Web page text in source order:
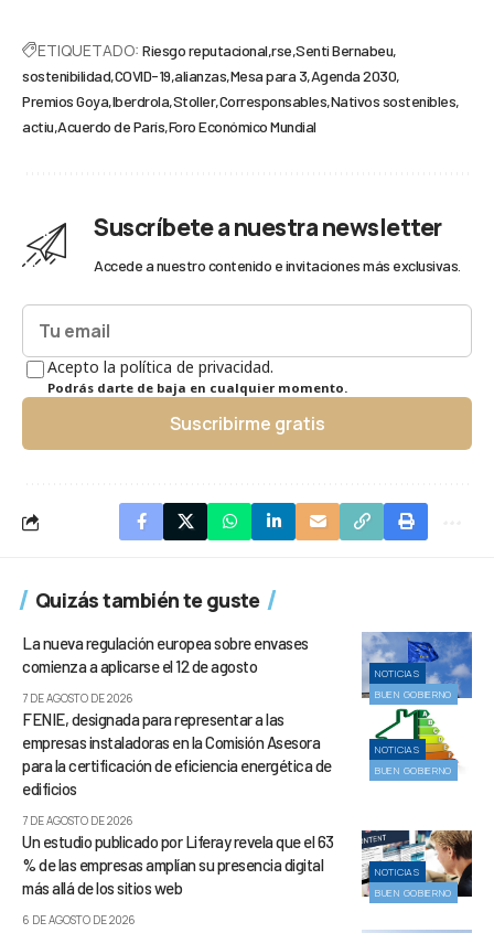
ETIQUETADO: Riesgo reputacional rse Senti Bernabeu
sostenibilidad COVID-19 alianzas Mesa para 3 Agenda 2030
Premios Goya Iberdrola Stoller Corresponsables Nativos sostenibles
actiu Acuerdo de París Foro Económico Mundial
Suscríbete a nuestra newsletter
Accede a nuestro contenido e invitaciones más exclusivas.
Acepto la política de privacidad.
Podrás darte de baja en cualquier momento.
Suscribirme gratis
Quizás también te guste
NOTICIAS
BUEN GOBIERNO
La nueva regulación europea sobre envases
comienza a aplicarse el 12 de agosto
7 DE AGOSTO DE 2026
NOTICIAS
BUEN GOBIERNO
FENIE, designada para representar a las
empresas instaladoras en la Comisión Asesora
para la certificación de eficiencia energética de
edificios
7 DE AGOSTO DE 2026
NOTICIAS
BUEN GOBIERNO
Un estudio publicado por Liferay revela que el 63
% de las empresas amplían su presencia digital
más allá de los sitios web
6 DE AGOSTO DE 2026